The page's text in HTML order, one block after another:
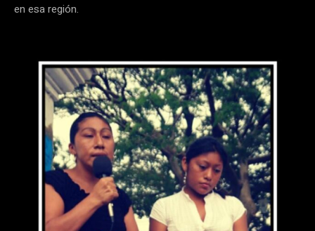
en esa región.